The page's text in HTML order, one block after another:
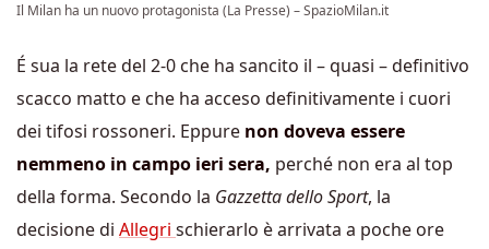
Il Milan ha un nuovo protagonista (La Presse) – SpazioMilan.it
É sua la rete del 2-0 che ha sancito il – quasi – definitivo
scacco matto e che ha acceso definitivamente i cuori
dei tifosi rossoneri. Eppure non doveva essere
nemmeno in campo ieri sera, perché non era al top
della forma. Secondo la Gazzetta dello Sport, la
decisione di Allegri schierarlo è arrivata a poche ore